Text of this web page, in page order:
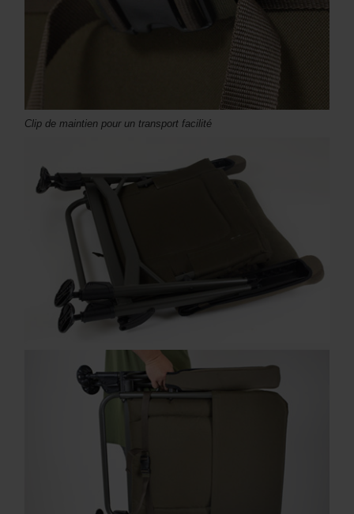
Clip de maintien pour un transport facilité